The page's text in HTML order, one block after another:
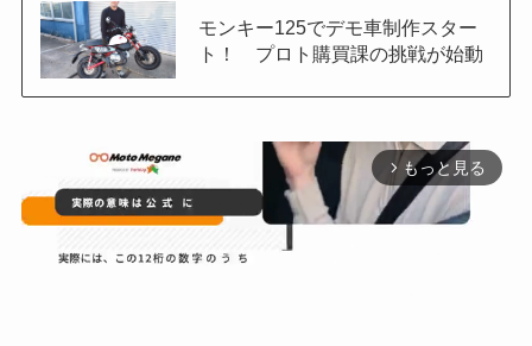
モンキー125でデモ車制作スター
ト！ プロト購買課の挑戦が始動
arrow_forward_ios もっと見る